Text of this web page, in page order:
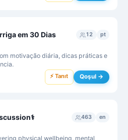
em 30 Dias 12 pt
motivação diária, dicas práticas e
⚡ Tanıt Qoşul →
463 en
physical wellbeing, mental